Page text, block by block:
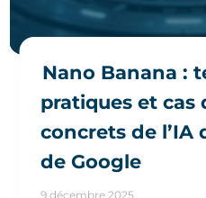
Nano Banana :
pratiques et cas
concrets de l’IA
de Google
9 décembre 2025